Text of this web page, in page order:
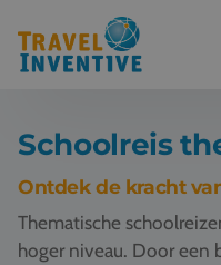
Bestemmingen
Schoolreis thema's
Voor docenten
Schoolreis
Ontdek de kracht
Thematische
hoger niveau. Door een